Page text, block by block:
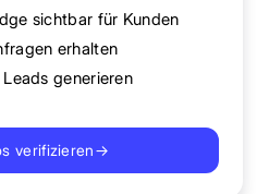
sichtbar für Kunden
erhalten
generieren
verifizieren→